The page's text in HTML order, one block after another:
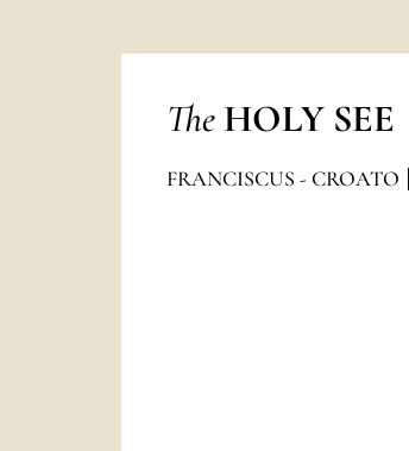
The HOLY SEE
FRANCISCUS - CROATO